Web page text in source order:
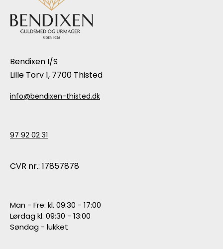
Bendixen I/S
Lille Torv 1, 7700 Thisted
info@bendixen-thisted.dk
97 92 02 31
CVR nr.: 17857878
Man - Fre: kl. 09:30 - 17:00
Lørdag kl. 09:30 - 13:00
Søndag - lukket